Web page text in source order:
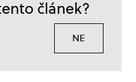
článek?
NE